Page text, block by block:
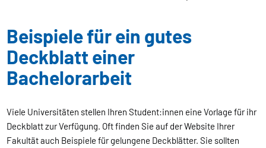
Beispiele für ein gutes
Deckblatt einer
Bachelorarbeit
Viele Universitäten stellen Ihren Student:innen eine Vorlage für ihr
Deckblatt zur Verfügung. Oft finden Sie auf der Website Ihrer
Fakultät auch Beispiele für gelungene Deckblätter. Sie sollten